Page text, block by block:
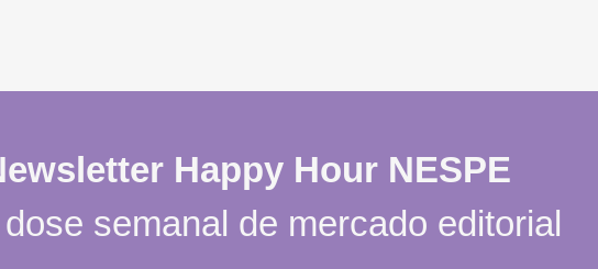
Happy Hour NESPE
semanal de mercado editorial